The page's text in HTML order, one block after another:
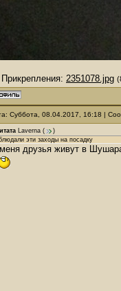
Прикрепления: 2351078.jpg
Суббота, 08.04.2017, 16:18 |
Laverna (
)
эти заходы на посадку
друзья живут в